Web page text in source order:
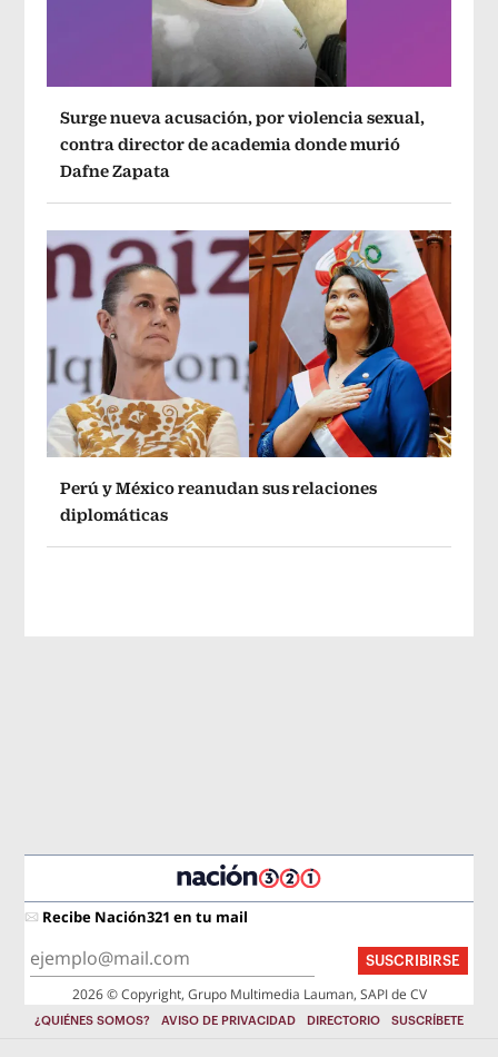
Surge nueva acusación, por violencia sexual,
contra director de academia donde murió
Dafne Zapata
Perú y México reanudan sus relaciones
diplomáticas
Recibe Nación321 en tu mail
SUSCRIBIRSE
2026 © Copyright, Grupo Multimedia Lauman, SAPI de CV
¿QUIÉNES SOMOS? AVISO DE PRIVACIDAD DIRECTORIO SUSCRÍBETE